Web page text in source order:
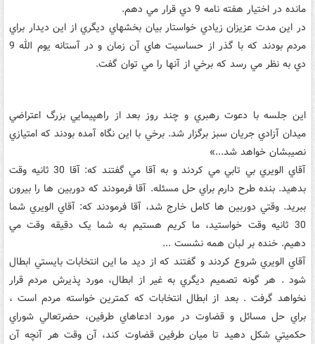
مانده در اختيار هفته نامه 9 دي قرار مي دهم.
در اين مدت عزيزان زيادي خواستار بيان بخشهاي ديگري از اين ديدار براي
مردم بودند که با گذر از حساسيت هاي آن زمان و در آستانه يوم الله 9
دي به نظر مي رسد که برخي از آنها را مي توان گفت.
اين جلسه با دعوت رهبري و چند روز بعد از راهپيمايي بزرگ اعتراضي
ميدان آزادي جريان سبز برگزار شد. برخي با اين نگاه آمده بودند که امتيازي
نصيبشان خواهد شد...»
آقاي الويري بي تابي مي کردند و به آقا مي گفتند که: آقا 30 ثانيه وقت
بدهيد. بنده طرح دارم براي حل مسئله. آقا فرمودند که دوربين ها را بيرون
ببريد. وقتي دوربين ها کامل خارج شد، آقا فرمودند که: آقاي الويري شما
30 ثانيه وقت خواستيد، ما کريم هستيم به شما يک دقيقه وقت مي
دهيم. خنده بر لبان همه نشست ...
آقاي الويري شروع کردند و گفتند که از ديد ما اين انتخابات بايستي ابطال
شود . هر گونه تصميم ديگري به غير از ابطال، مورد پذيرش مردم قرار
نخواهد گرفت . بعد از ابطال انتخابات که کمترين خواسته مردم است ،
براي حل مسائل و قضاوت در مورد ادعاهاي طرفين، حضرتعالي شوراي
حکميتي شکل دهيد تا ميان طرفين قضاوت کند، آن وقت هر آنچه آن